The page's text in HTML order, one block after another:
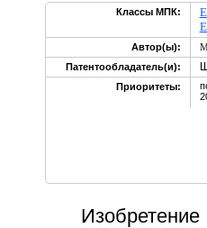
Классы МПК:
Автор(ы):
Патентообладатель(и):
Приоритеты: